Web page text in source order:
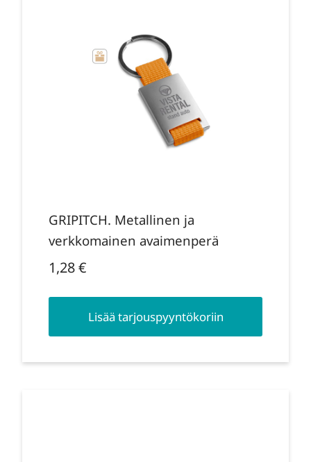
GRIPITCH. Metallinen ja
verkkomainen avaimenperä
1,28€
Lisää tarjouspyyntökoriin